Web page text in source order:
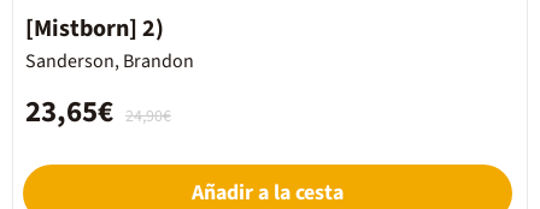
[Mistborn] 2)
Sanderson, Brandon
24,90€
23,65€
Añadir a la cesta